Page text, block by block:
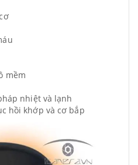
mềm
nhiệt và lạnh
hồi khớp và cơ bắp